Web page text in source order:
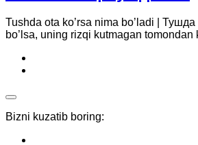
Tushda ota ko’rsa nima bo’ladi |
bo’lsa, uning rizqi kutmagan tomondan
Bizni kuzatib boring: